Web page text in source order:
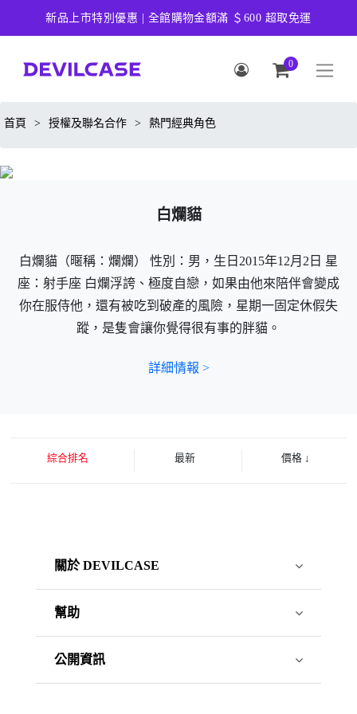
新品上市特別優惠 | 全館購物金額滿 ＄600 超取免運
0
首頁 > 授權及聯名合作 > 熱門經典角色
白爛貓
白爛貓（暱稱：爛爛） 性別：男，生日2015年12月2日 星
座：射手座 白爛浮誇、極度自戀，如果由他來陪伴會變成
你在服侍他，還有被吃到破產的風險，星期一固定休假失
蹤，是隻會讓你覺得很有事的胖貓。
詳細情報 >
綜合排名 最新 價格 ↓
關於 DEVILCASE
幫助
公開資訊